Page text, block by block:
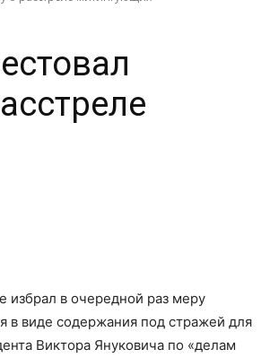
избрал в очередной раз меру
в виде содержания под стражей для
Виктора Януковича по «делам